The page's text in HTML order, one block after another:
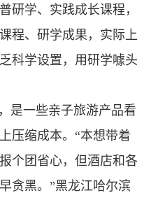
研学、实践成长课程，
程、研学成果，实际上
科学设置，用研学噱头
是一些亲子旅游产品看
压缩成本。“本想带着
个团省心，但酒店和各
贪黑。”黑龙江哈尔滨